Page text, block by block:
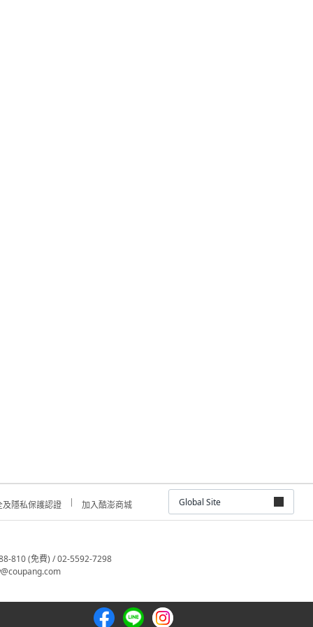
及隱私保護認證 加入酷澎商城 Global Site
810 (免費) / 02-5592-7298